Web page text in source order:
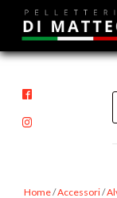
Home/Accessori/